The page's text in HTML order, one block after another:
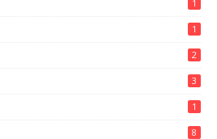
1
1
2
3
1
8